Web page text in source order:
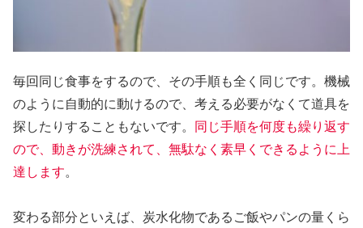
毎回同じ食事をするので、その手順も全く同じです。機械
のように自動的に動けるので、考える必要がなくて道具を
探したりすることもないです。
同じ手順を何度も繰り返す
ので、動きが洗練されて、無駄なく素早くできるように上
達します。
変わる部分といえば、炭水化物であるご飯やパンの量くら